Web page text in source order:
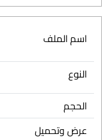
اسم الملف
النوع
الحجم
عرض وتحميل